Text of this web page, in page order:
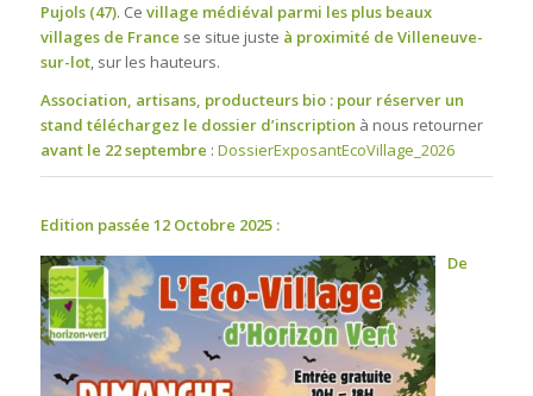
Pujols (47). Ce village médiéval parmi les plus beaux
villages de France se situe juste à proximité de Villeneuve-
sur-lot, sur les hauteurs.
Association, artisans, producteurs bio : pour réserver un
stand téléchargez le dossier d’inscription à nous retourner
avant le 22 septembre : DossierExposantEcoVillage_2026
Edition passée 12 Octobre 2025 :
De